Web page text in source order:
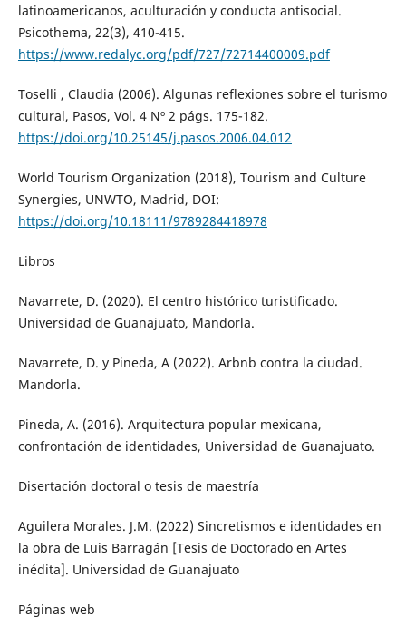
latinoamericanos, aculturación y conducta antisocial.
Psicothema, 22(3), 410-415.
https://www.redalyc.org/pdf/727/72714400009.pdf
Toselli , Claudia (2006). Algunas reflexiones sobre el turismo
cultural, Pasos, Vol. 4 Nº 2 págs. 175-182.
https://doi.org/10.25145/j.pasos.2006.04.012
World Tourism Organization (2018), Tourism and Culture
Synergies, UNWTO, Madrid, DOI:
https://doi.org/10.18111/9789284418978
Libros
Navarrete, D. (2020). El centro histórico turistificado.
Universidad de Guanajuato, Mandorla.
Navarrete, D. y Pineda, A (2022). Arbnb contra la ciudad.
Mandorla.
Pineda, A. (2016). Arquitectura popular mexicana,
confrontación de identidades, Universidad de Guanajuato.
Disertación doctoral o tesis de maestría
Aguilera Morales. J.M. (2022) Sincretismos e identidades en
la obra de Luis Barragán [Tesis de Doctorado en Artes
inédita]. Universidad de Guanajuato
Páginas web